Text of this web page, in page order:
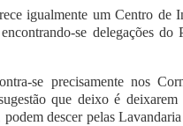
igualmente um Centro de
se delegações
se precisamente nos
que deixo é
descer pelas